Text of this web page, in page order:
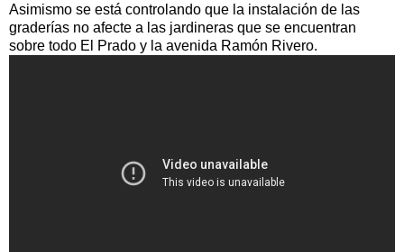
Asimismo se está controlando que la instalación de las
graderías no afecte a las jardineras que se encuentran
sobre todo El Prado y la avenida Ramón Rivero.